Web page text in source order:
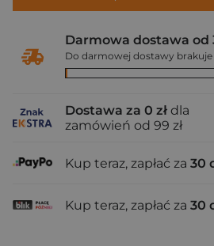
Darmowa dostawa od
Do darmowej dostawy brakuje
Dostawa za 0 zł dla
zamówień od 99 zł
Kup teraz, zapłać za 30
Kup teraz, zapłać za 30